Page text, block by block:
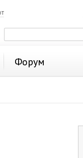
Форум